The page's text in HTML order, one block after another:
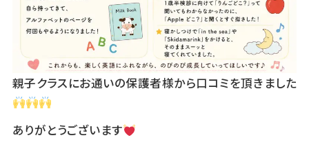
親子クラスにお通いの保護者様から口コミを頂きました
ありがとうございます